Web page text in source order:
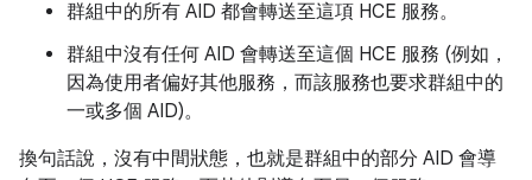
群組中的所有 AID 都會轉送至這項 HCE 服務。
群組中沒有任何 AID 會轉送至這個 HCE 服務 (例如，
因為使用者偏好其他服務，而該服務也要求群組中的
一或多個 AID)。
換句話說，沒有中間狀態，也就是群組中的部分 AID 會導